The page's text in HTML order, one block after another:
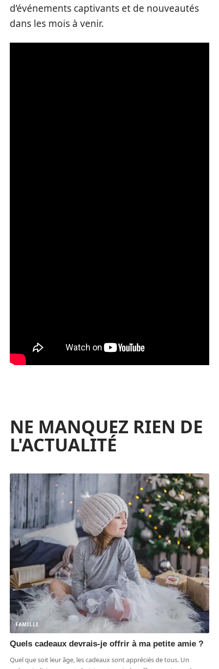
d’événements captivants et de nouveautés
dans les mois à venir.
NE MANQUEZ RIEN DE
L'ACTUALITÉ
FAMILLE
Quels cadeaux devrais-je offrir à ma petite amie ?
Quel que soit leur âge, les cadeaux sont appréciés de tous. Un